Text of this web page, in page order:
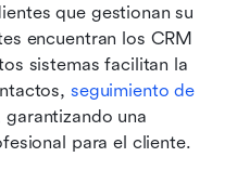
que gestionan su
encuentran los CRM
sistemas facilitan la
seguimiento de
garantizando una
para el cliente.